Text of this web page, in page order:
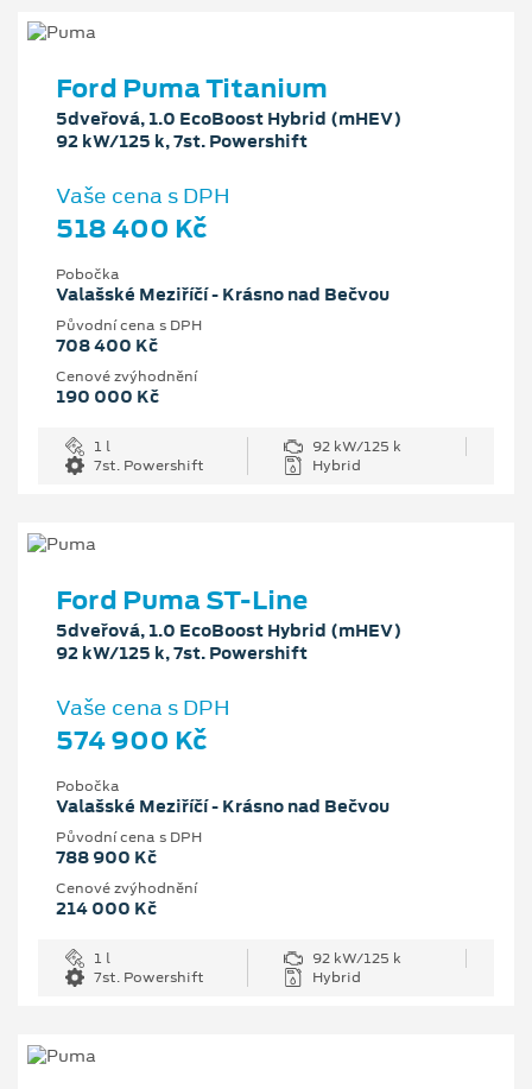
Ford Puma Titanium
5dveřová, 1.0 EcoBoost Hybrid (mHEV)
92 kW/125 k, 7st. Powershift
Vaše cena s DPH
518 400 Kč
Pobočka
Valašské Meziříčí - Krásno nad Bečvou
Původní cena s DPH
708 400 Kč
Cenové zvýhodnění
190 000 Kč
1 l
92 kW/125 k
7st. Powershift
Hybrid
Ford Puma ST-Line
5dveřová, 1.0 EcoBoost Hybrid (mHEV)
92 kW/125 k, 7st. Powershift
Vaše cena s DPH
574 900 Kč
Pobočka
Valašské Meziříčí - Krásno nad Bečvou
Původní cena s DPH
788 900 Kč
Cenové zvýhodnění
214 000 Kč
1 l
92 kW/125 k
7st. Powershift
Hybrid